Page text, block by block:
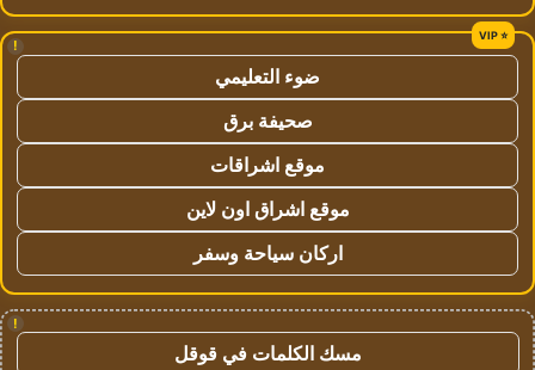
!
ضوء التعليمي
صحيفة برق
موقع اشراقات
موقع اشراق اون لاين
اركان سياحة وسفر
!
مسك الكلمات في قوقل